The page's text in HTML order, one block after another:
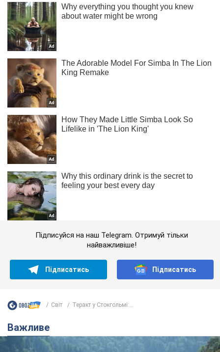
Підписуйся на наш Telegram. Отримуй тільки
найважливіше!
Підписатись Підписатись
Світ Теракт у Стокгольмі:...
Важливе